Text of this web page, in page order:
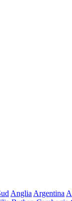
Anglia Argentina